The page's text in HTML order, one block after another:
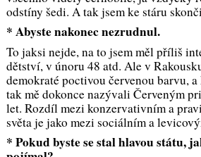
odstíny šedi. A tak jsem ke stáru
* Abyste nakonec nezrudnul.
To jaksi nejde, na to jsem měl příliš
dětství, v únoru 48 atd. Ale v
demokraté poctivou červenou barvu,
tak mě dokonce nazývali Červeným
let. Rozdíl mezi konzervativním a
světa je jako mezi sociálním a
* Pokud byste se stal hlavou státu,